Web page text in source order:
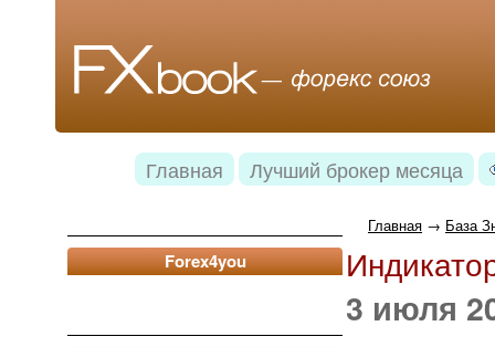
Главная Лучший брокер месяца
Forex4you
Главная → База
3 июля